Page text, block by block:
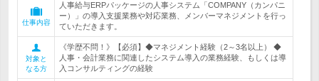
仕事内容
人事給与ERPパッケージの人事システム「COMPANY（カンパニ
ー）」の導入支援業務や対応業務、メンバーマネジメントを行っ
ていただきます。
対象と
なる方
《学歴不問！》【必須】◆マネジメント経験（2～3名以上） ◆
人事・会計業務に関連したシステム導入の業務経験、もしくは導
入コンサルティングの経験